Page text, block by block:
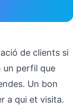
de clients si
un perfil que
Un bon
a qui et visita.